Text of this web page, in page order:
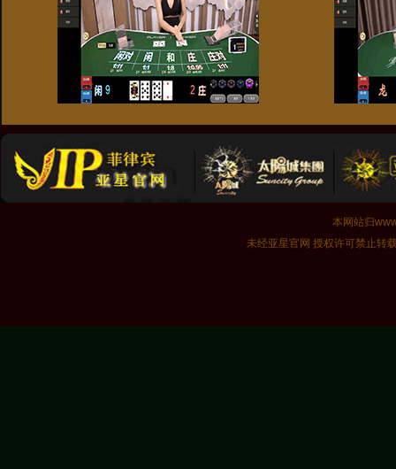
本网站归
未经亚星官网 授权许可禁止转